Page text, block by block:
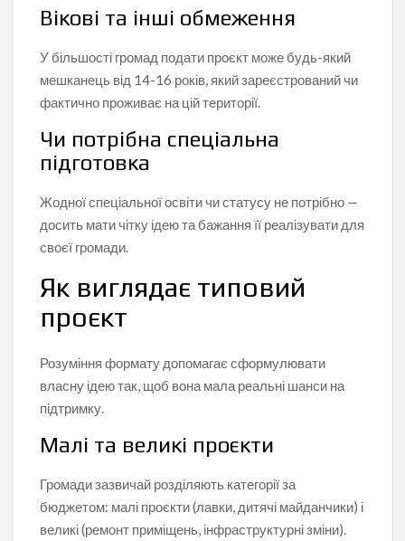
Вікові та інші обмеження
У більшості громад подати проєкт може будь-який
мешканець від 14-16 років, який зареєстрований чи
фактично проживає на цій території.
Чи потрібна спеціальна
підготовка
Жодної спеціальної освіти чи статусу не потрібно —
досить мати чітку ідею та бажання її реалізувати для
своєї громади.
Як виглядає типовий
проєкт
Розуміння формату допомагає сформулювати
власну ідею так, щоб вона мала реальні шанси на
підтримку.
Малі та великі проєкти
Громади зазвичай розділяють категорії за
бюджетом: малі проєкти (лавки, дитячі майданчики) і
великі (ремонт приміщень, інфраструктурні зміни).